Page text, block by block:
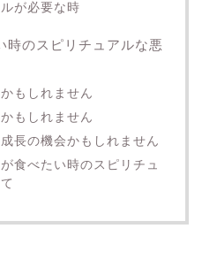
が必要な時
時のスピリチュアルな悪
もしれません
もしれません
長の機会かもしれません
食べたい時のスピリチュ